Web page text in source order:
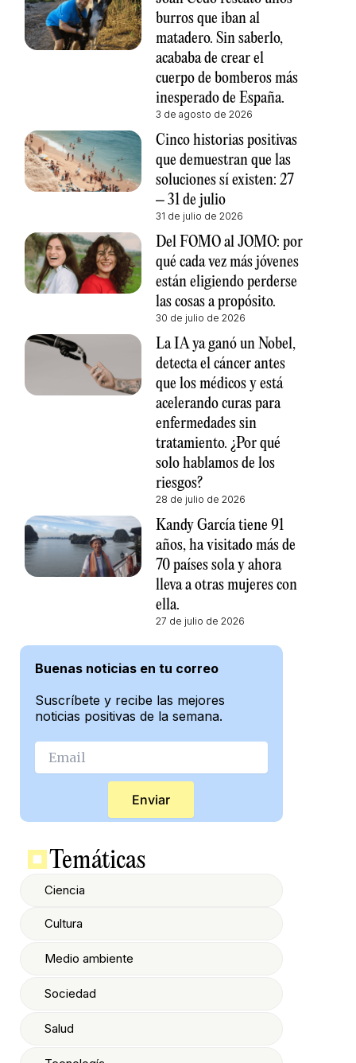
burros que iban al
matadero. Sin saberlo,
acababa de crear el
cuerpo de bomberos más
inesperado de España.
3 de agosto de 2026
Cinco historias positivas
que demuestran que las
soluciones sí existen: 27
– 31 de julio
31 de julio de 2026
Del FOMO al JOMO: por
qué cada vez más jóvenes
están eligiendo perderse
las cosas a propósito.
30 de julio de 2026
La IA ya ganó un Nobel,
detecta el cáncer antes
que los médicos y está
acelerando curas para
enfermedades sin
tratamiento. ¿Por qué
solo hablamos de los
riesgos?
28 de julio de 2026
Kandy García tiene 91
años, ha visitado más de
70 países sola y ahora
lleva a otras mujeres con
ella.
27 de julio de 2026
Buenas noticias en tu correo
Suscríbete y recibe las mejores
noticias positivas de la semana.
Enviar
Temáticas
Ciencia
Cultura
Medio ambiente
Sociedad
Salud